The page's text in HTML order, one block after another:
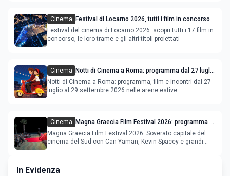
Cinema
Festival di Locarno 2026, tutti i film in concorso
Festival del cinema di Locarno 2026: scopri tutti i 17 film in
concorso, le loro trame e gli altri titoli proiettati
Cinema
Notti di Cinema a Roma: programma dal 27 luglio
al 2 agosto 2026
Notti di Cinema a Roma: programma, film e incontri dal 27
luglio al 29 settembre 2026 nelle arene estive.
Cinema
Magna Graecia Film Festival 2026: programma e
star internazionali
Magna Graecia Film Festival 2026: Soverato capitale del
cinema del Sud con Can Yaman, Kevin Spacey e grandi
In Evidenza